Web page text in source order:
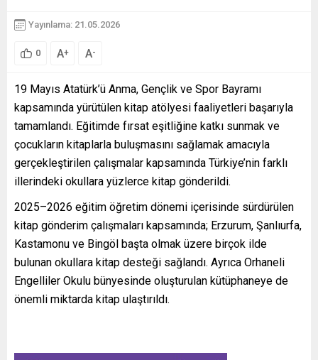
Yayınlama: 21.05.2026
0 A+ A-
19 Mayıs Atatürk’ü Anma, Gençlik ve Spor Bayramı
kapsamında yürütülen kitap atölyesi faaliyetleri başarıyla
tamamlandı. Eğitimde fırsat eşitliğine katkı sunmak ve
çocukların kitaplarla buluşmasını sağlamak amacıyla
gerçekleştirilen çalışmalar kapsamında Türkiye’nin farklı
illerindeki okullara yüzlerce kitap gönderildi.
2025–2026 eğitim öğretim dönemi içerisinde sürdürülen
kitap gönderim çalışmaları kapsamında; Erzurum, Şanlıurfa,
Kastamonu ve Bingöl başta olmak üzere birçok ilde
bulunan okullara kitap desteği sağlandı. Ayrıca Orhaneli
Engelliler Okulu bünyesinde oluşturulan kütüphaneye de
önemli miktarda kitap ulaştırıldı.